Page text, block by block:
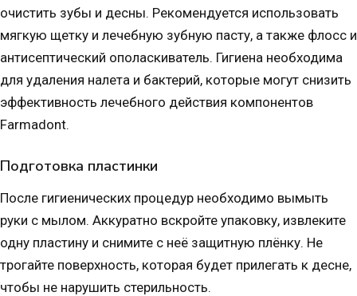
очистить зубы и десны. Рекомендуется использовать
мягкую щетку и лечебную зубную пасту, а также флосс и
антисептический ополаскиватель. Гигиена необходима
для удаления налета и бактерий, которые могут снизить
эффективность лечебного действия компонентов
Farmadont.
Подготовка пластинки
После гигиенических процедур необходимо вымыть
руки с мылом. Аккуратно вскройте упаковку, извлеките
одну пластину и снимите с неё защитную плёнку. Не
трогайте поверхность, которая будет прилегать к десне,
чтобы не нарушить стерильность.